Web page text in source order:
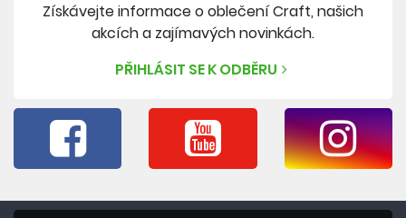
Získávejte informace o oblečení Craft, našich
akcích a zajímavých novinkách.
PŘIHLÁSIT SE K ODBĚRU